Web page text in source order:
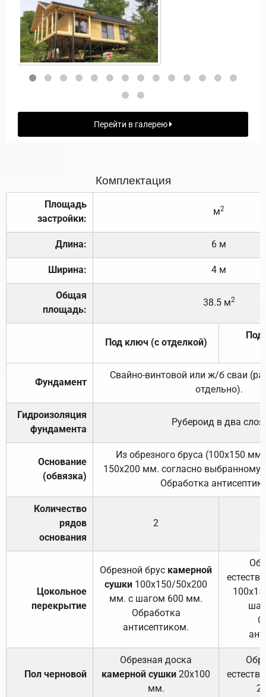
Перейти в галерею
Комплектация
Площадь
застройки:
м2
Длина: 6 м
Ширина: 4 м
Общая
площадь:
38.5 м2
Под ключ (с отделкой)
Под
Фундамент
Свайно-винтовой или ж/б сваи
отдельно).
Гидроизоляция
фундамента
Рубероид в два слоя.
Основание
(обвязка)
Из обрезного бруса (100х150
150х200 мм. согласно выбранному
Обработка
Количество
рядов
основания
2
Цокольное
перекрытие
Обрезной брус камерной
сушки 100х150/50х200
мм. с шагом 600 мм.
Обработка
антисептиком.
Пол черновой
Обрезная доска
камерной сушки 20х100
мм.